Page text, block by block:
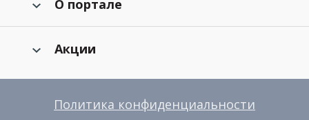
О портале
Акции
Политика конфиденциальности